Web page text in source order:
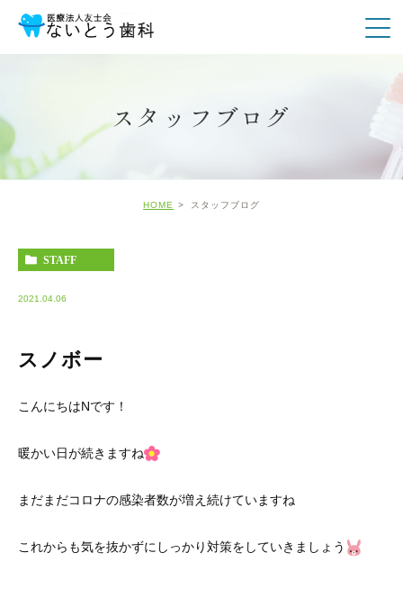
スタッフブログ
HOME スタッフブログ
STAFF
2021.04.06
スノボー
こんにちはNです！
暖かい日が続きますね
まだまだコロナの感染者数が増え続けていますね
これからも気を抜かずにしっかり対策をしていきましょう